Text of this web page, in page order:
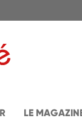
LE